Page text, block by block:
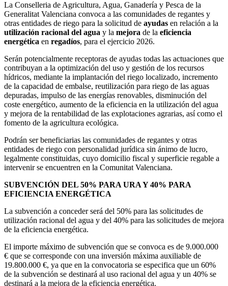
La Conselleria de Agricultura, Agua, Ganadería y Pesca de la
Generalitat Valenciana convoca a las comunidades de regantes y
otras entidades de riego para la solicitud de ayudas en relación a la
utilización racional del agua y la mejora de la eficiencia
energética en regadíos, para el ejercicio 2026.
Serán potencialmente receptoras de ayudas todas las actuaciones que
contribuyan a la optimización del uso y gestión de los recursos
hídricos, mediante la implantación del riego localizado, incremento
de la capacidad de embalse, reutilización para riego de las aguas
depuradas, impulso de las energías renovables, disminución del
coste energético, aumento de la eficiencia en la utilización del agua
y mejora de la rentabilidad de las explotaciones agrarias, así como el
fomento de la agricultura ecológica.
Podrán ser beneficiarias las comunidades de regantes y otras
entidades de riego con personalidad jurídica sin ánimo de lucro,
legalmente constituidas, cuyo domicilio fiscal y superficie regable a
intervenir se encuentren en la Comunitat Valenciana.
SUBVENCIÓN DEL 50% PARA URA Y 40% PARA
EFICIENCIA ENERGÉTICA
La subvención a conceder será del 50% para las solicitudes de
utilización racional del agua y del 40% para las solicitudes de mejora
de la eficiencia energética.
El importe máximo de subvención que se convoca es de 9.000.000
€ que se corresponde con una inversión máxima auxiliable de
19.800.000 €, ya que en la convocatoria se especifica que un 60%
de la subvención se destinará al uso racional del agua y un 40% se
destinará a la mejora de la eficiencia energética.